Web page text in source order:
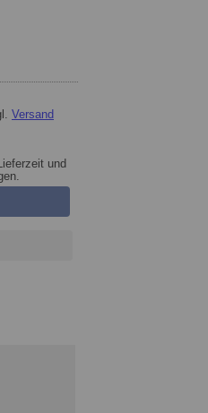
Versand
und